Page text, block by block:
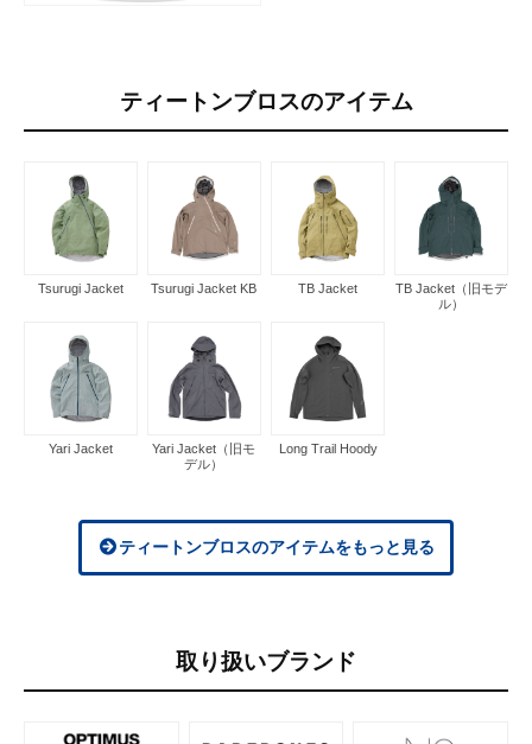
ティートンブロスのアイテム
Tsurugi Jacket Tsurugi Jacket KB TB Jacket
TB Jacket（旧モデ
ル）
Yari Jacket
Yari Jacket（旧モ
デル）
Long Trail Hoody
ティートンブロスのアイテムをもっと見る
取り扱いブランド